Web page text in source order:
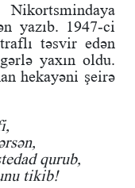
yazıb. 1947-ci
təsvir edən
yaxın oldu.
hekayəni şeirə
qurub,
tikib!